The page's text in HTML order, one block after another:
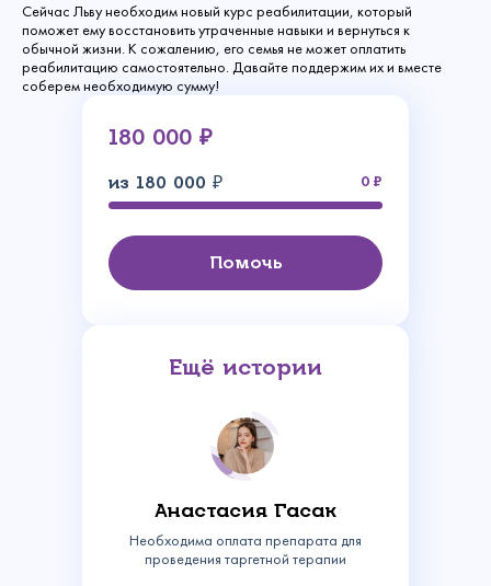
Сейчас Льву необходим новый курс реабилитации, который
поможет ему восстановить утраченные навыки и вернуться к
обычной жизни. К сожалению, его семья не может оплатить
реабилитацию самостоятельно. Давайте поддержим их и вместе
соберем необходимую сумму!
180 000 ₽
из 180 000 ₽ 0
Помочь
Ещё истории
Анастасия Гасак
Необходима оплата препарата для
проведения таргетной терапии
Связаться с